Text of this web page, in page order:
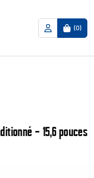
(0)
– 15,6 pouces